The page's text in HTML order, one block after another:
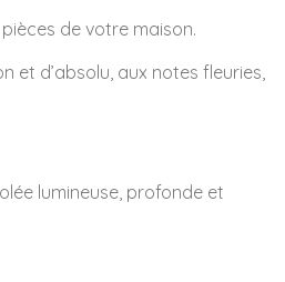
de votre maison.
et d’absolu, aux notes fleuries,
lumineuse, profonde et